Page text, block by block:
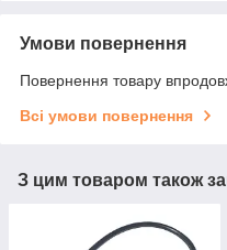
Умови повернення
Повернення товару
Всі умови повернення
З цим товаром також